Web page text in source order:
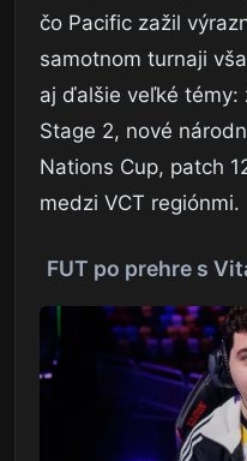
čo Pacific zažil
samotnom turnaji
aj ďalšie veľké témy:
Stage 2, nové
Nations Cup, patch
medzi VCT regiónmi.
FUT po prehre s